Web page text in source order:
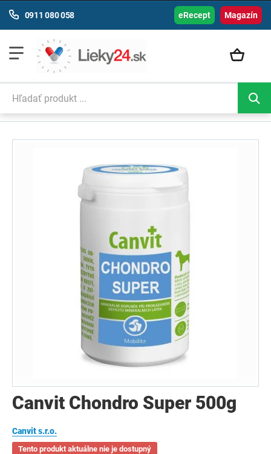
Magazín
0911 080 058 eRecept
Canvit Chondro Super 500g
Canvit s.r.o.
Tento produkt aktuálne nie je dostupný